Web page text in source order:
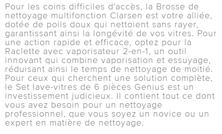
Pour les coins difficiles d'accès, la Brosse de
nettoyage multifonction Clarsen est votre alliée,
dotée de poils doux qui nettoient sans rayer,
garantissant ainsi la longévité de vos vitres. Pour
une action rapide et efficace, optez pour la
Raclette avec vaporisateur 2-en-1, un outil
innovant qui combine vaporisation et essuyage,
réduisant ainsi le temps de nettoyage de moitié.
Pour ceux qui cherchent une solution complète,
le Set lave-vitres de 6 pièces Genius est un
investissement judicieux. Il contient tout ce dont
vous avez besoin pour un nettoyage
professionnel, que vous soyez un novice ou un
expert en matière de nettoyage.